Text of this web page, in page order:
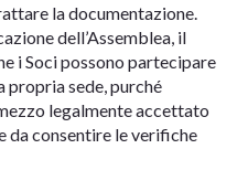
la documentazione.
dell’Assemblea, il
i Soci possono partecipare
propria sede, purché
legalmente accettato
da consentire le verifiche